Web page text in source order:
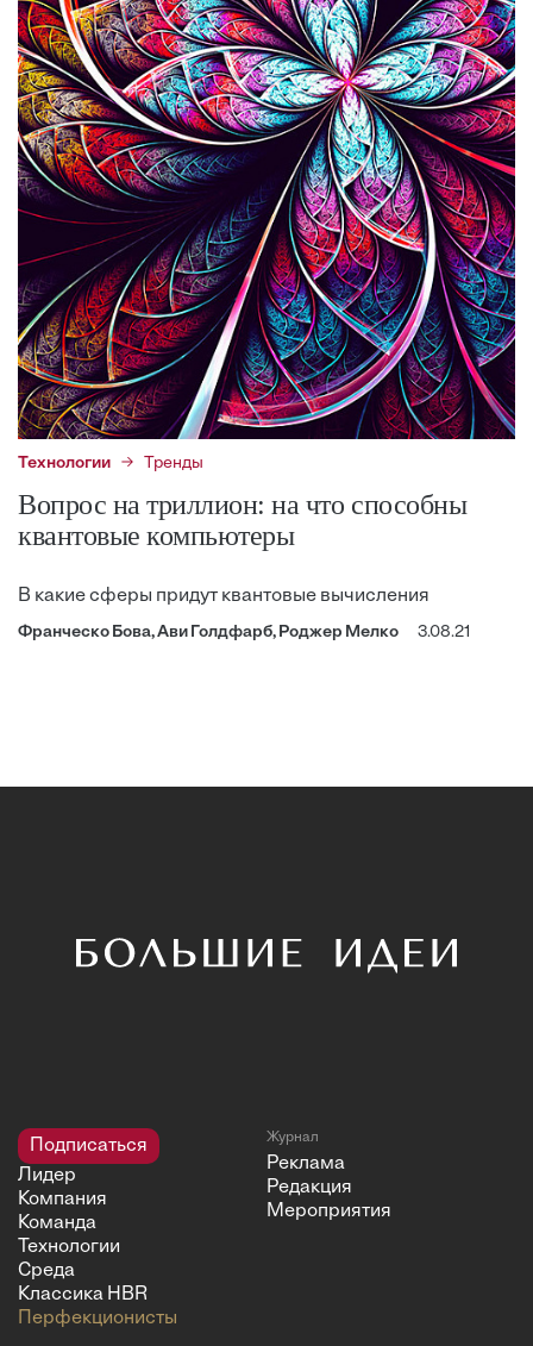
Технологии Тренды
Вопрос на триллион: на что способны
квантовые компьютеры
В какие сферы придут квантовые вычисления
Франческо Бова, Ави Голдфарб, Роджер Мелко 3.08.21
Подписаться
Лидер
Компания
Команда
Технологии
Среда
Классика HBR
Перфекционисты
Журнал
Реклама
Редакция
Мероприятия